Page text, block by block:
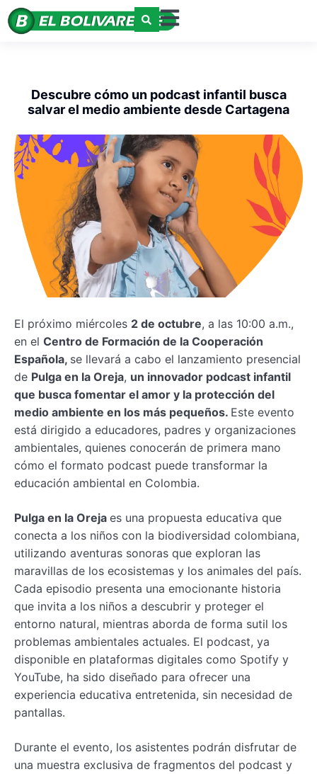
Descubre cómo un podcast infantil busca
salvar el medio ambiente desde Cartagena
El próximo miércoles 2 de octubre, a las 10:00 a.m.,
en el Centro de Formación de la Cooperación
Española, se llevará a cabo el lanzamiento presencial
de Pulga en la Oreja, un innovador podcast infantil
que busca fomentar el amor y la protección del
medio ambiente en los más pequeños. Este evento
está dirigido a educadores, padres y organizaciones
ambientales, quienes conocerán de primera mano
cómo el formato podcast puede transformar la
educación ambiental en Colombia.
Pulga en la Oreja es una propuesta educativa que
conecta a los niños con la biodiversidad colombiana,
utilizando aventuras sonoras que exploran las
maravillas de los ecosistemas y los animales del país.
Cada episodio presenta una emocionante historia
que invita a los niños a descubrir y proteger el
entorno natural, mientras aborda de forma sutil los
problemas ambientales actuales. El podcast, ya
disponible en plataformas digitales como Spotify y
YouTube, ha sido diseñado para ofrecer una
experiencia educativa entretenida, sin necesidad de
pantallas.
Durante el evento, los asistentes podrán disfrutar de
una muestra exclusiva de fragmentos del podcast y